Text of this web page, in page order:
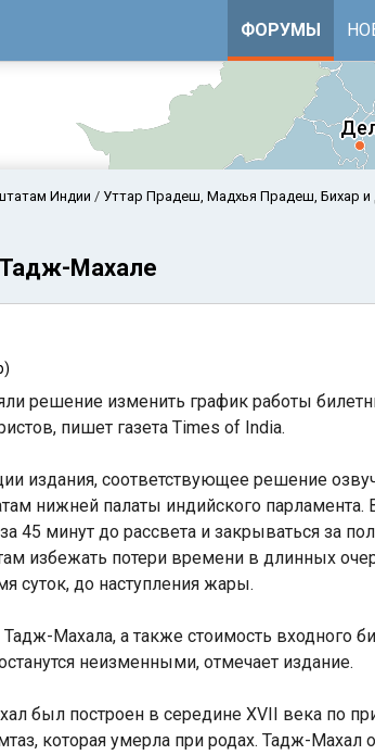
ФОРУМЫ
Аравийское море
Индийский
Индии Уттар Прадеш, Мадхья Прадеш, Бихар
Тадж-Махале
решение изменить график работы
пишет газета Times of India.
издания, соответствующее решение
нижней палаты индийского
45 минут до рассвета и закрываться за
избежать потери времени в длинных
суток, до наступления жары.
Махала, а также стоимость входного
неизменными, отмечает издание.
был построен в середине XVII века по
которая умерла при родах. Тадж-Махал